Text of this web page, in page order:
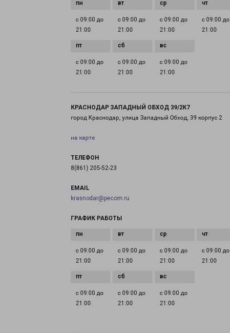
с 09:00 до
21:00
с 09:00 до
21:00
с 09:00 до
21:00
с 09:00 до
21:00
с 09:00 до
21:00
с 09:00 до
21:00
с 09:00 до
21:00
КРАСНОДАР ЗАПАДНЫЙ ОБХОД 39/2К7
город Краснодар, улица Западный Обход, 39 корпус 2
на карте
ТЕЛЕФОН
8(861) 205-52-23
EMAIL
krasnodar@pecom.ru
ГРАФИК РАБОТЫ
с 09:00 до
21:00
с 09:00 до
21:00
с 09:00 до
21:00
с 09:00 до
21:00
с 09:00 до
21:00
с 09:00 до
21:00
с 09:00 до
21:00